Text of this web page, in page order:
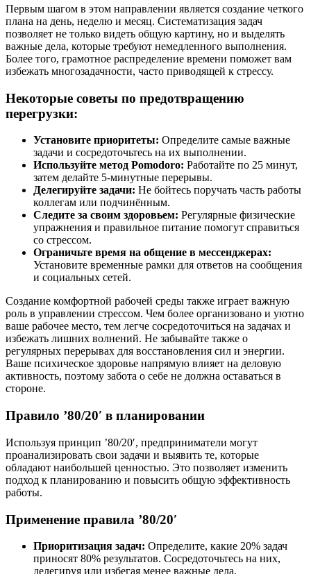
Первым шагом в этом направлении является создание четкого
плана на день, неделю и месяц. Систематизация задач
позволяет не только видеть общую картину, но и выделять
важные дела, которые требуют немедленного выполнения.
Более того, грамотное распределение времени поможет вам
избежать многозадачности, часто приводящей к стрессу.
Некоторые советы по предотвращению
перегрузки:
Установите приоритеты: Определите самые важные
задачи и сосредоточьтесь на их выполнении.
Используйте метод Pomodoro: Работайте по 25 минут,
затем делайте 5-минутные перерывы.
Делегируйте задачи: Не бойтесь поручать часть работы
коллегам или подчинённым.
Следите за своим здоровьем: Регулярные физические
упражнения и правильное питание помогут справиться
со стрессом.
Ограничьте время на общение в мессенджерах:
Установите временные рамки для ответов на сообщения
и социальных сетей.
Создание комфортной рабочей среды также играет важную
роль в управлении стрессом. Чем более организовано и уютно
ваше рабочее место, тем легче сосредоточиться на задачах и
избежать лишних волнений. Не забывайте также о
регулярных перерывах для восстановления сил и энергии.
Ваше психическое здоровье напрямую влияет на деловую
активность, поэтому забота о себе не должна оставаться в
стороне.
Правило ’80/20′ в планировании
Используя принцип ’80/20′, предприниматели могут
проанализировать свои задачи и выявить те, которые
обладают наибольшей ценностью. Это позволяет изменить
подход к планированию и повысить общую эффективность
работы.
Применение правила ’80/20′
Приоритизация задач: Определите, какие 20% задач
приносят 80% результатов. Сосредоточьтесь на них,
делегируя или избегая менее важные дела.